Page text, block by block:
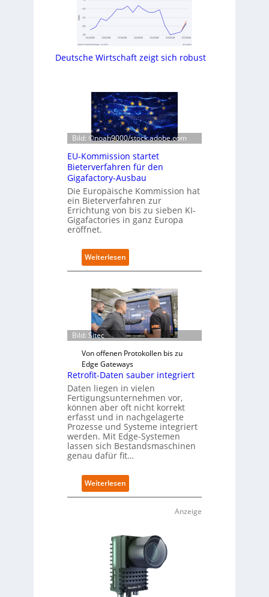
Deutsche Wirtschaft zeigt sich robust
Bild: ©noah9000/stock.adobe.com
EU-Kommission startet
Bieterverfahren für den
Gigafactory-Ausbau
Die Europäische Kommission hat
ein Bieterverfahren zur
Errichtung von bis zu sieben KI-
Gigafactories in ganz Europa
eröffnet.
Weiterlesen:
E
-
K
o
m
m
i
s
s
i
o
n
s
t
a
r
t
t
B
i
r
v
e
r
f
a
Bild: Sitec
Von offenen Protokollen bis zu
Edge Gateways
Retrofit-Daten sauber integriert
Daten liegen in vielen
Fertigungsunternehmen vor,
können aber oft nicht korrekt
erfasst und in nachgelagerte
Prozesse und Systeme integriert
werden. Mit Edge-Systemen
lassen sich Bestandsmaschinen
genau dafür fit…
Weiterlesen:
R
o
t
-
D
Anzeige